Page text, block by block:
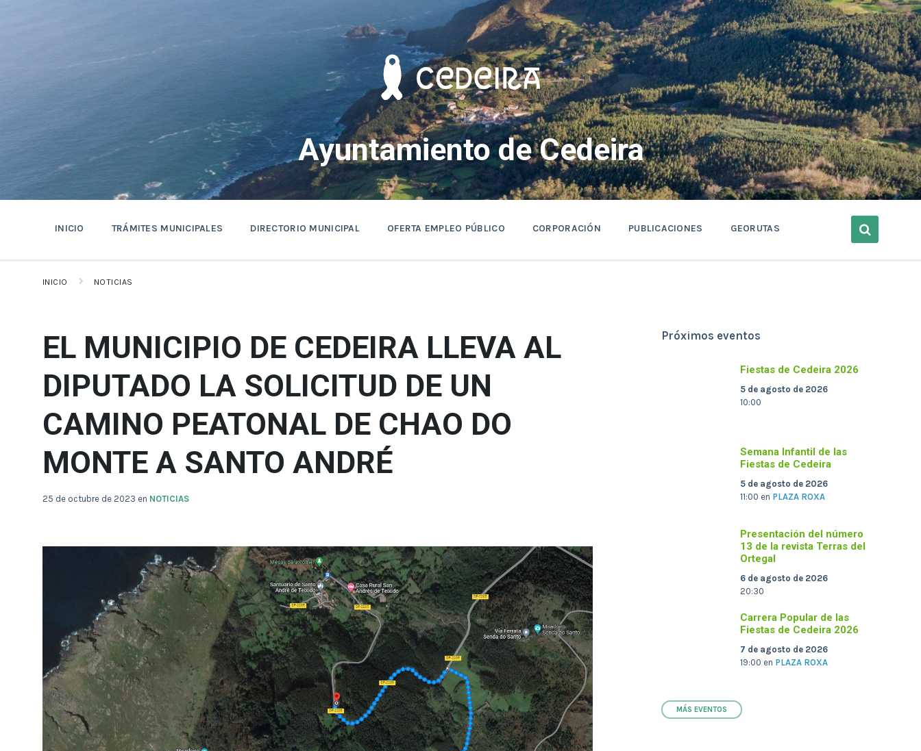
Ayuntamiento de Cedeira
INICIO TRÁMITES MUNICIPALES DIRECTORIO MUNICIPAL OFERTA EMPLEO PÚBLICO CORPORACIÓN PUBLICACIONES GEORUTAS
INICIO NOTICIAS
EL MUNICIPIO DE CEDEIRA LLEVA AL
DIPUTADO LA SOLICITUD DE UN
CAMINO PEATONAL DE CHAO DO
MONTE A SANTO ANDRÉ
25 de octubre de 2023 en NOTICIAS
Próximos eventos
Fiestas de Cedeira 2026
5 de agosto de 2026
10:00
Semana Infantil de las
Fiestas de Cedeira
5 de agosto de 2026
11:00 en PLAZA ROXA
Presentación del número
13 de la revista Terras del
Ortegal
6 de agosto de 2026
20:30
Carrera Popular de las
Fiestas de Cedeira 2026
7 de agosto de 2026
19:00 en PLAZA ROXA
MÁS EVENTOS